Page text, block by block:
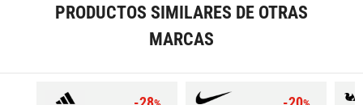
PRODUCTOS SIMILARES DE OTRAS
MARCAS